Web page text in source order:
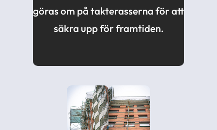
göras om på takterasserna för att
säkra upp för framtiden.